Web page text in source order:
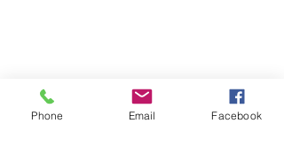
Phone Email Facebook